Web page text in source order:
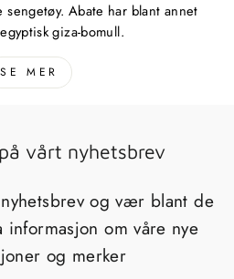
sengetøy. Abate har blant annet
giza-bomull.
SE MER
vårt nyhetsbrev
og vær blant de
informasjon om våre nye
og merker